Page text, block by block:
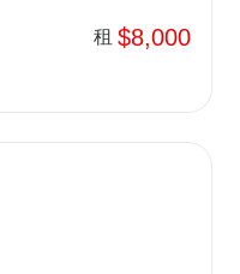
租 $8,000